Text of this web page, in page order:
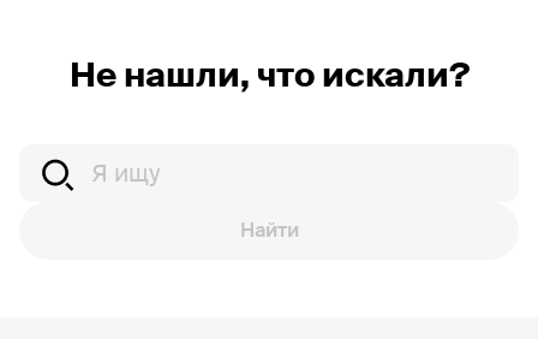
Не нашли, что искали?
Найти